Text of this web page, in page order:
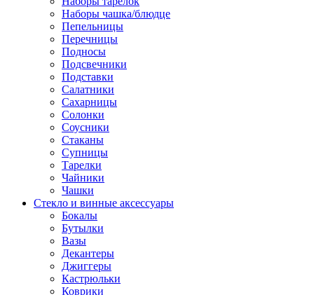
Наборы чашка/блюдце
Пепельницы
Перечницы
Подносы
Подсвечники
Подставки
Салатники
Сахарницы
Солонки
Соусники
Стаканы
Супницы
Тарелки
Чайники
Чашки
Стекло и винные аксессуары
Бокалы
Бутылки
Вазы
Декантеры
Джиггеры
Кастрюльки
Коврики